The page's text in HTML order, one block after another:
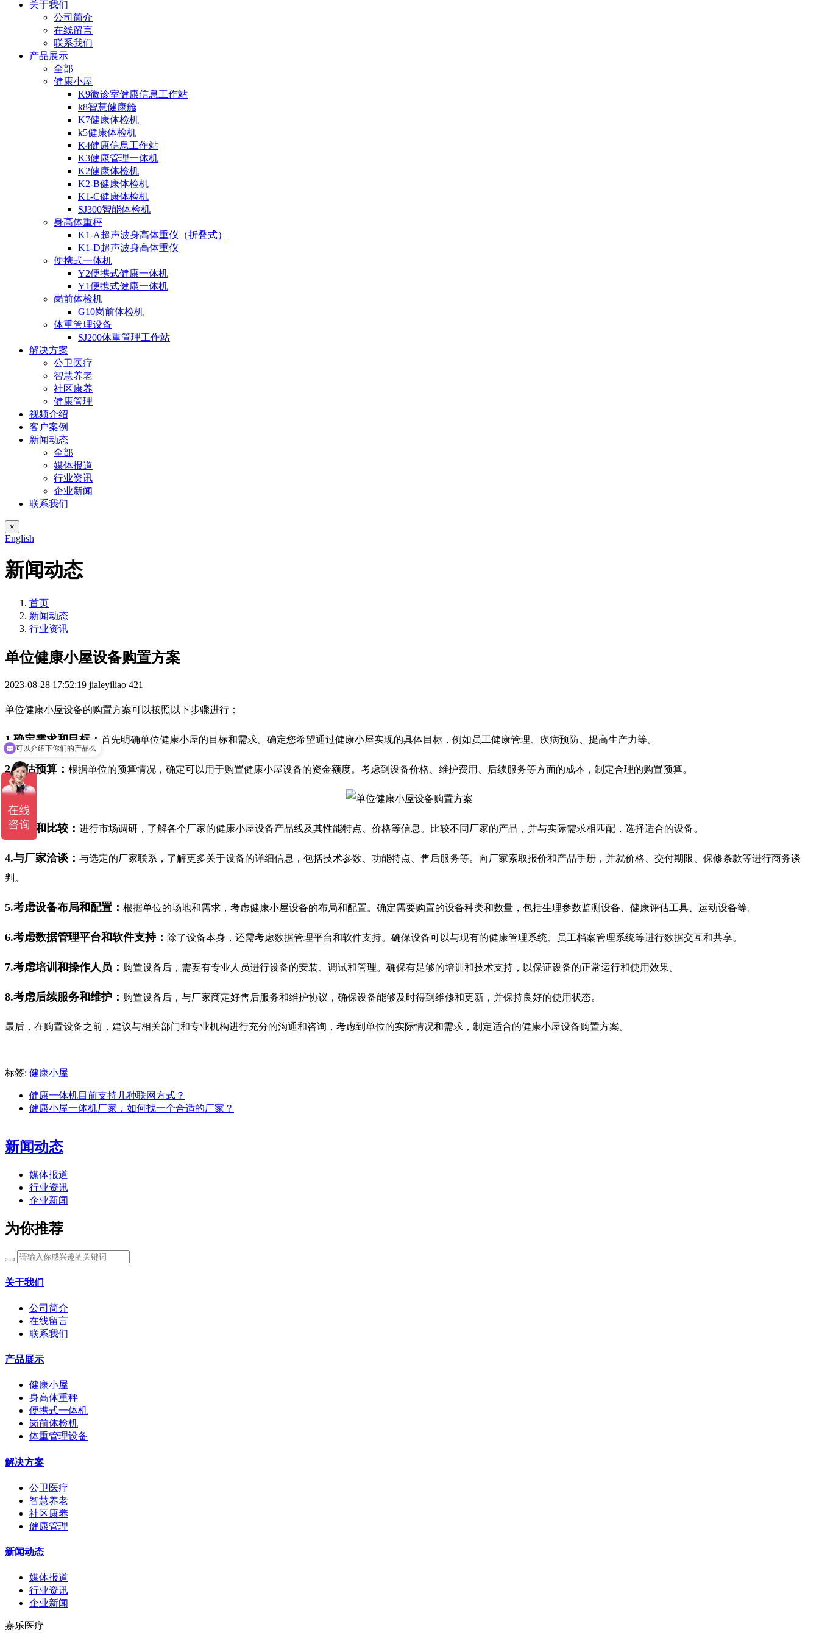
关于我们
公司简介
在线留言
联系我们
产品展示
全部
健康小屋
K9微诊室健康信息工作站
k8智慧健康舱
K7健康体检机
k5健康体检机
K4健康信息工作站
K3健康管理一体机
K2健康体检机
K2-B健康体检机
K1-C健康体检机
SJ300智能体检机
身高体重秤
K1-A超声波身高体重仪（折叠式）
K1-D超声波身高体重仪
便携式一体机
Y2便携式健康一体机
Y1便携式健康一体机
岗前体检机
G10岗前体检机
体重管理设备
SJ200体重管理工作站
解决方案
公卫医疗
智慧养老
社区康养
健康管理
视频介绍
客户案例
新闻动态
全部
媒体报道
行业资讯
企业新闻
联系我们
×
English
新闻动态
首页
新闻动态
行业资讯
单位健康小屋设备购置方案
2023-08-28 17:52:19 jialeyiliao 421
单位健康小屋设备的购置方案可以按照以下步骤进行：
1.确定需求和目标： 首先明确单位健康小屋的目标和需求。确定您希望通过健康小屋实现的具体目标，例如员工健康管理、疾病预防、提高生产力等。
2.评估预算： 根据单位的预算情况，确定可以用于购置健康小屋设备的资金额度。考虑到设备价格、维护费用、后续服务等方面的成本，制定合理的购置预算。
3.调研和比较： 进行市场调研，了解各个厂家的健康小屋设备产品线及其性能特点、价格等信息。比较不同厂家的产品，并与实际需求相匹配，选择适合的设备。
4.与厂家洽谈： 与选定的厂家联系，了解更多关于设备的详细信息，包括技术参数、功能特点、售后服务等。向厂家索取报价和产品手册，并就价格、交付期限、保修条款等进行商务谈
判。
5.考虑设备布局和配置： 根据单位的场地和需求，考虑健康小屋设备的布局和配置。确定需要购置的设备种类和数量，包括生理参数监测设备、健康评估工具、运动设备等。
6.考虑数据管理平台和软件支持： 除了设备本身，还需考虑数据管理平台和软件支持。确保设备可以与现有的健康管理系统、员工档案管理系统等进行数据交互和共享。
7.考虑培训和操作人员： 购置设备后，需要有专业人员进行设备的安装、调试和管理。确保有足够的培训和技术支持，以保证设备的正常运行和使用效果。
8.考虑后续服务和维护： 购置设备后，与厂家商定好售后服务和维护协议，确保设备能够及时得到维修和更新，并保持良好的使用状态。
最后，在购置设备之前，建议与相关部门和专业机构进行充分的沟通和咨询，考虑到单位的实际情况和需求，制定适合的健康小屋设备购置方案。
标签: 健康小屋
健康一体机目前支持几种联网方式？
健康小屋一体机厂家，如何找一个合适的厂家？
新闻动态
媒体报道
行业资讯
企业新闻
为你推荐
关于我们
公司简介
在线留言
联系我们
产品展示
健康小屋
身高体重秤
便携式一体机
岗前体检机
体重管理设备
解决方案
公卫医疗
智慧养老
社区康养
健康管理
新闻动态
媒体报道
行业资讯
企业新闻
嘉乐医疗
可以介绍下你们的产品么